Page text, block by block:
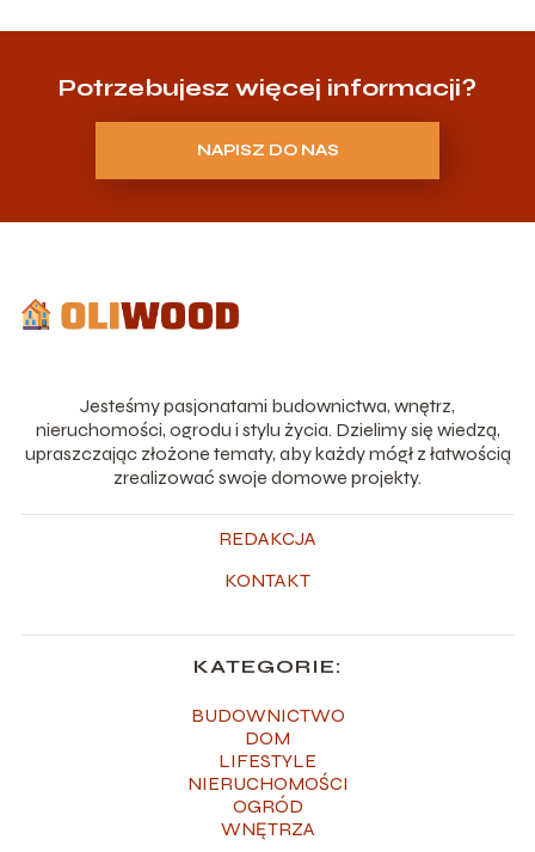
Potrzebujesz więcej informacji?
NAPISZ DO NAS
Jesteśmy pasjonatami budownictwa, wnętrz,
nieruchomości, ogrodu i stylu życia. Dzielimy się wiedzą,
upraszczając złożone tematy, aby każdy mógł z łatwością
zrealizować swoje domowe projekty.
REDAKCJA
KONTAKT
KATEGORIE:
BUDOWNICTWO
DOM
LIFESTYLE
NIERUCHOMOŚCI
OGRÓD
WNĘTRZA